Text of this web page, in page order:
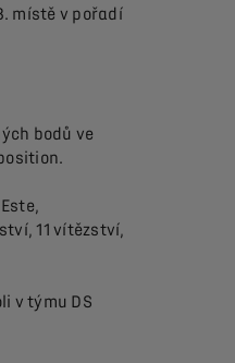
místě v pořadí
bodů ve
11 vítězství,
v týmu DS